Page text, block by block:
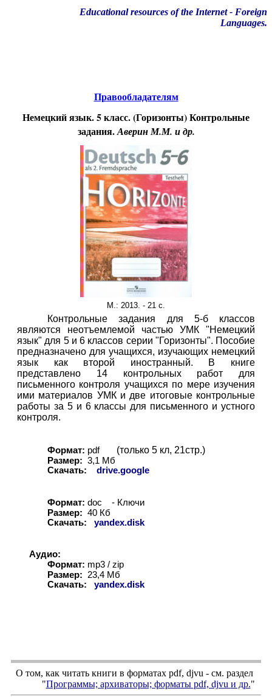
Educational resources of the Internet- Foreign
Languages.
Правообладателям
Немецкий язык. 5 класс. (Горизонты) Контрольные
задания.Аверин М.М. и др.
М.: 2013. - 21 с.
Контрольные задания для 5-б классов
являются неотъемлемой частью УМК "Немецкий
язык" для 5 и 6 классов серии "Горизонты". Пособие
предназначено для учащихся, изучающих немецкий
язык как второй иностранный. В книге
представлено 14 контрольных работ для
письменного контроля учащихся по мере изучения
ими материалов УМК и две итоговые контрольные
работы за 5 и 6 классы для письменного и устного
контроля.
Формат: pdf (только 5 кл, 21стр.)
Размер: 3,1 Мб
Скачать:
drive.google
Формат: doc - Ключи
Размер: 40 Кб
Скачать:
yandex.disk
Аудио:
Формат: mp3 / zip
Размер:
23,4 Мб
Скачать:
yandex.disk
О том, как читать книги в форматах pdf, djvu - см. раздел
"Программы; архиваторы; форматы pdf, djvu и др."